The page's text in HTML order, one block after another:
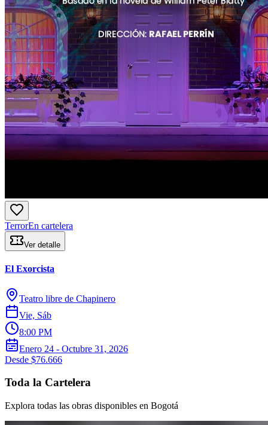
TerrorEn cartelera
Ver detalle
El Exorcista
Teatro libre de Chapinero
Vie, Sáb
8:00 PM
Enero 24 - Octubre 31, 2026
Desde $76.666
Toda la Cartelera
Explora todas las obras disponibles en Bogotá